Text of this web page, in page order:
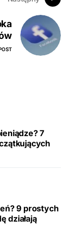
7
9 prostych
działają